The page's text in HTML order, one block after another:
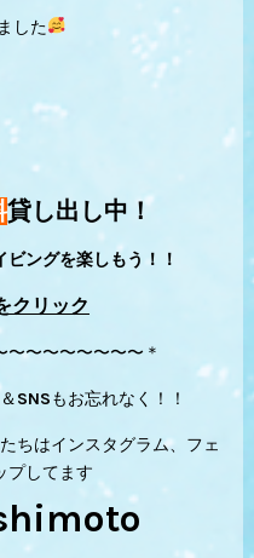
した
貸し出し中！
ングを楽しもう！！
クリック
〜〜〜〜〜〜〜〜＊
SNSもお忘れなく！！
ちはインスタグラム、フェ
プしてます